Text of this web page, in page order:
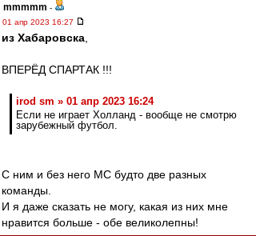
mmmmm -
01 апр 2023 16:27
из Хабаровска
ВПЕРЁД СПАРТАК !!!
irod sm » 01 апр 2023 16:24
Если не играет Холланд - вообще не смотрю
зарубежный футбол.
С ним и без него МС будто две разных
команды.
И я даже сказать не могу, какая из них мне
нравится больше - обе великолепны!